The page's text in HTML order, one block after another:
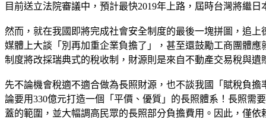
目前送立法院審議中，預計最快2019年上路，屆時台灣將繼
然而，就在我國即將完成社會安全制度的最後一塊拼圖，追上
媒體上大談「別再加重企業負擔了」，甚至還鼓勵工商團體
制度將改採瑞典式的稅收制，財源則是來自不動產交易稅與
先不論機會稅適不適合做為長照財源，也不談我國「賦稅負
論要用330億元打造一個「平價、優質」的長照體系！長照需
蓋的範圍，並大幅調高民眾的長照部分負擔費用。因此，僅